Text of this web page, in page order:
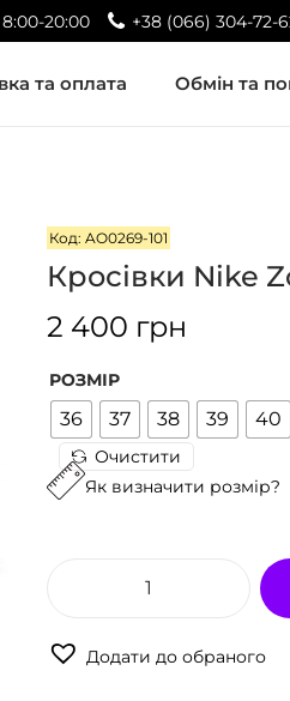
20:00 +38 (066) 304-72-
та оплата Обмін та
Код: AO0269-101
Кросівки Nike
2 400 грн
РОЗМІР
36 37 38 39 40
Очистити
Як визначити розмір?
о
Додати до обраного